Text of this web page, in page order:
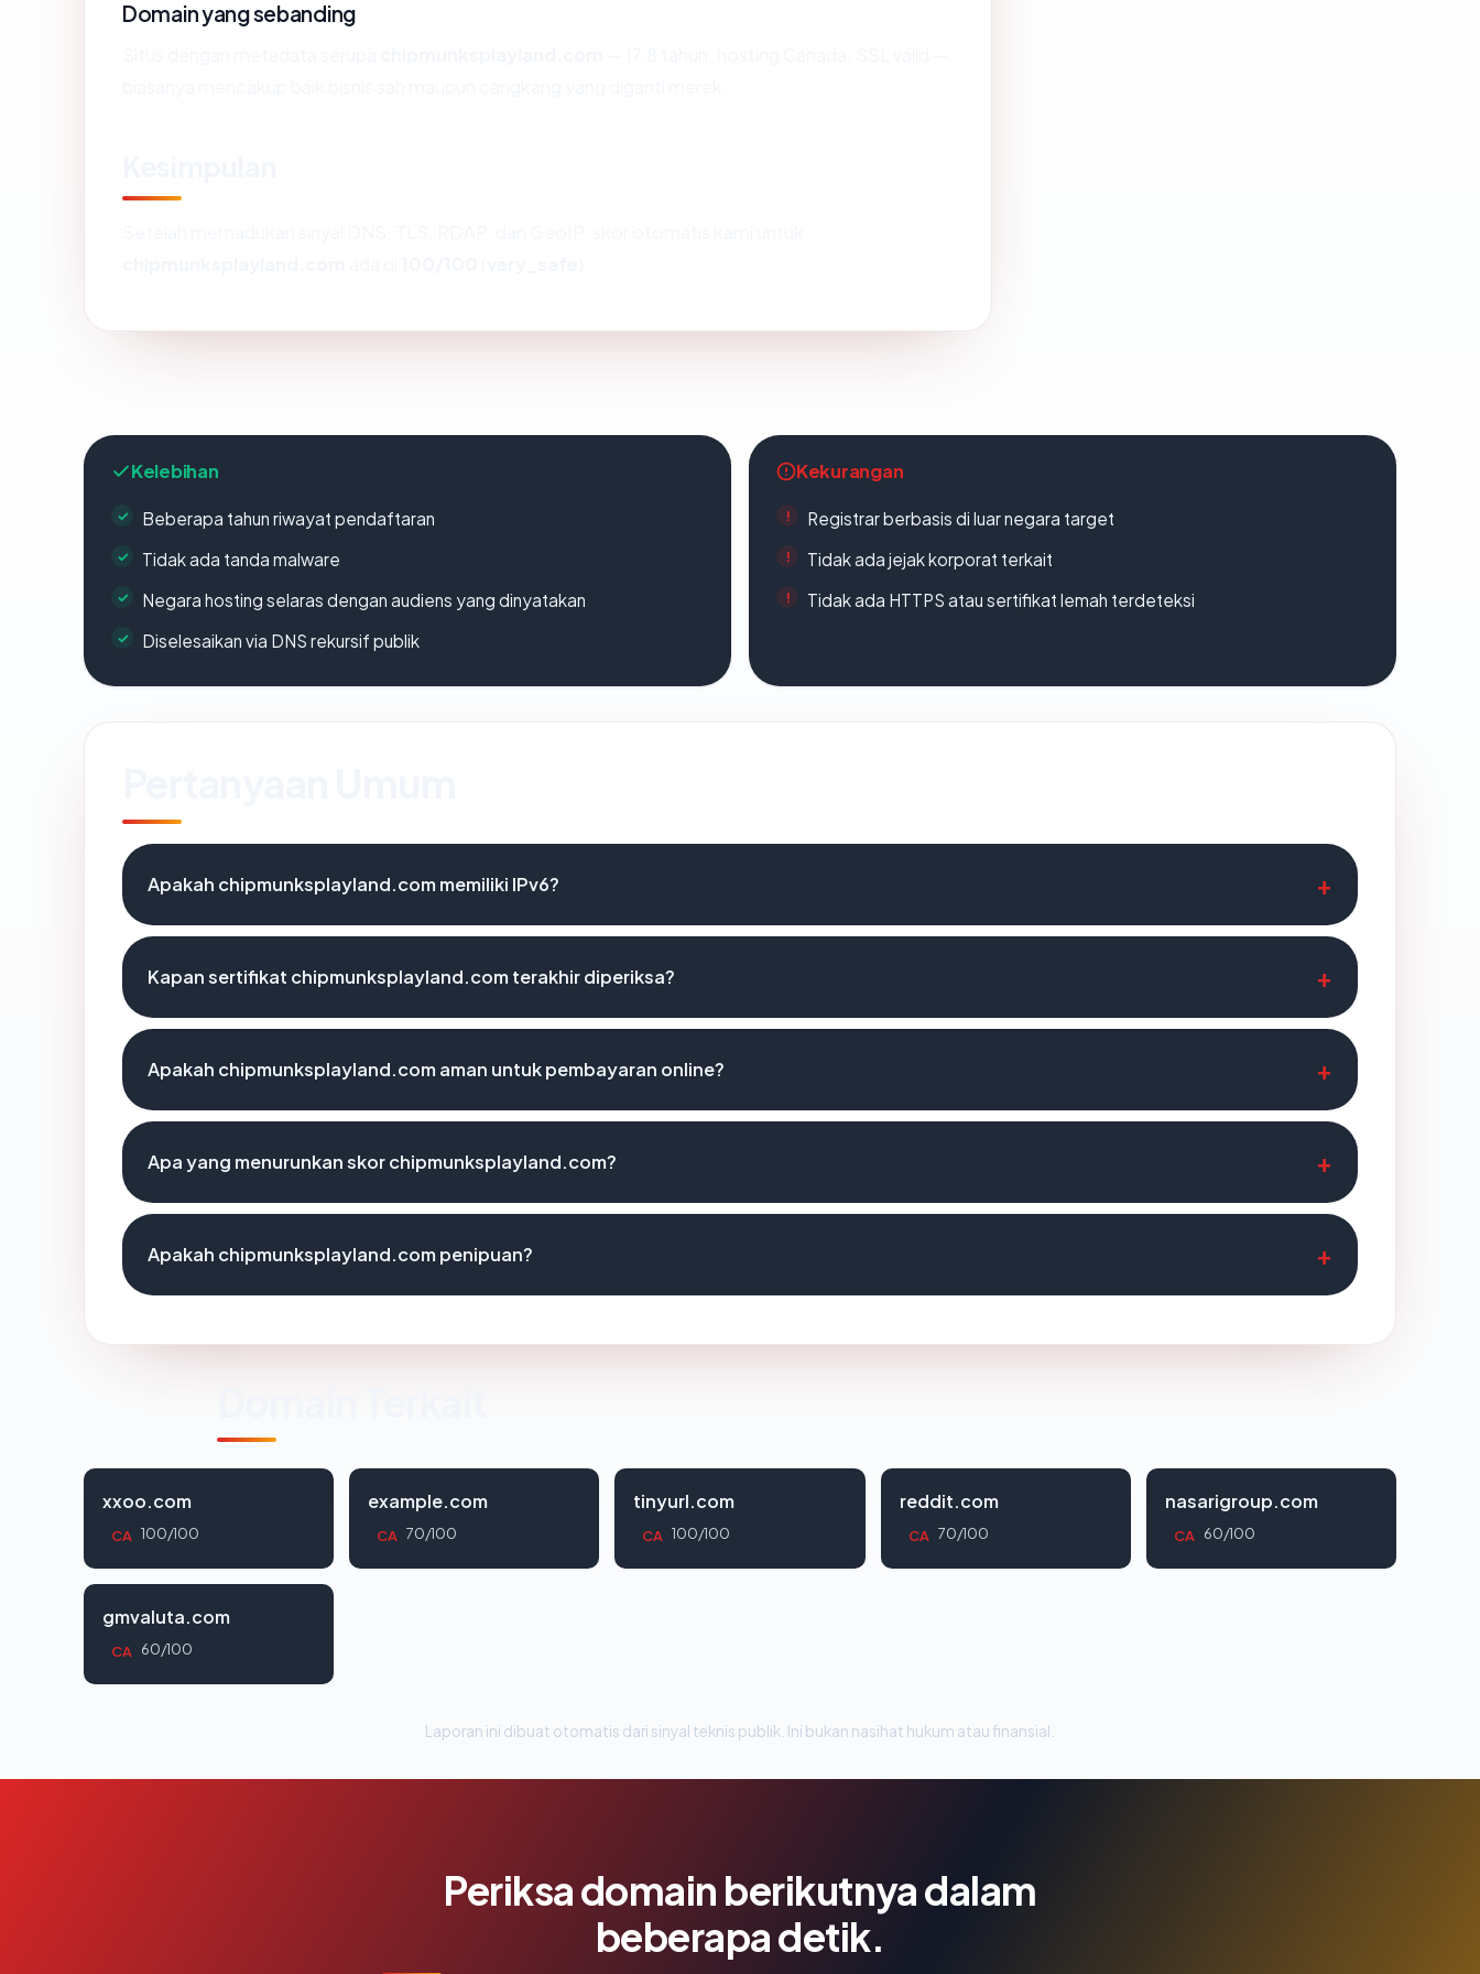
Domain yang sebanding
Kelebihan
Beberapa tahun riwayat pendaftaran
Tidak ada tanda malware
Negara hosting selaras dengan audiens yang dinyatakan
Diselesaikan via DNS rekursif publik
Kekurangan
Registrar berbasis di luar negara target
Tidak ada jejak korporat terkait
Tidak ada HTTPS atau sertifikat lemah terdeteksi
Apakah chipmunksplayland.com memiliki IPv6?
Kapan sertifikat chipmunksplayland.com terakhir diperiksa?
Apakah chipmunksplayland.com aman untuk pembayaran online?
Apa yang menurunkan skor chipmunksplayland.com?
Apakah chipmunksplayland.com penipuan?
xxoo.com
CA 100/100
example.com
CA 70/100
tinyurl.com
CA 100/100
reddit.com
CA 70/100
nasarigroup.com
CA 60/100
gmvaluta.com
CA 60/100
Laporan ini dibuat otomatis dari sinyal teknis publik. Ini bukan nasihat hukum atau finansial.
Periksa domain berikutnya dalam
beberapa detik.